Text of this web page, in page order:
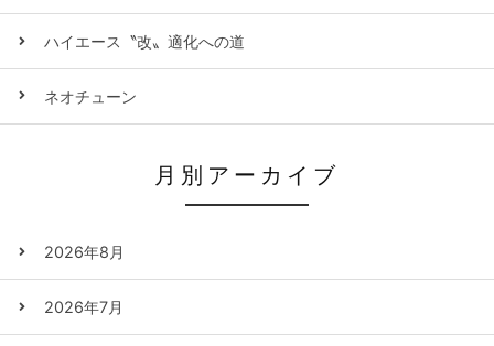
ハイエース〝改〟適化への道
ネオチューン
月別アーカイブ
2026年8月
2026年7月